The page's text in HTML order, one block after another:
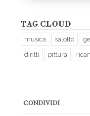
TAG CLOUD
musica salotto
diritti pittura
CONDIVIDI